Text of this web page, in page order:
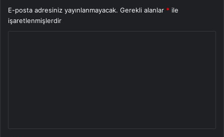
E-posta adresiniz yayınlanmayacak. Gerekli alanlar * ile
işaretlenmişlerdir